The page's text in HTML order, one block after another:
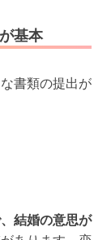
基本
書類の提出が
結婚の意思が